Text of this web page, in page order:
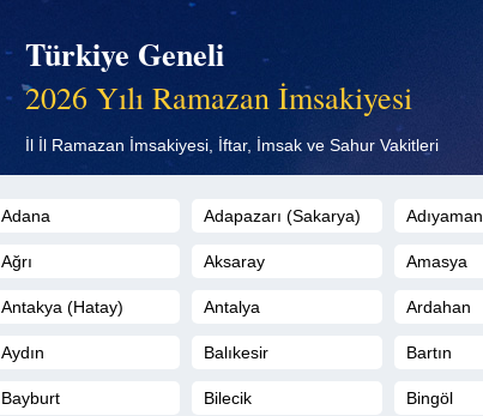
Türkiye Geneli
2026 Yılı Ramazan İmsakiyesi
İl İl Ramazan İmsakiyesi, İftar, İmsak ve Sahur Vakitleri
Adana Adapazarı (Sakarya) Adıyaman
Ağrı Aksaray Amasya
Antakya (Hatay) Antalya Ardahan
Aydın Balıkesir Bartın
Bayburt Bilecik Bingöl